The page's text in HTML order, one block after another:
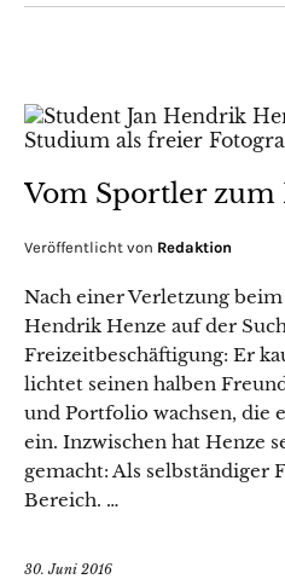
Vom Sportler zum
Veröffentlicht von Redaktion
Nach einer Verletzung
Hendrik Henze auf der
Freizeitbeschäftigung: Er
lichtet seinen halben
und Portfolio wachsen, die
ein. Inzwischen hat Henze
gemacht: Als selbständiger
Bereich. …
30. Juni 2016